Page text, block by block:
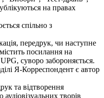
на правах
спільно з
передрук, чи наступне
посилання на
суворо забороняється.
Я-Корреспондент є автор
та відтворення
творів